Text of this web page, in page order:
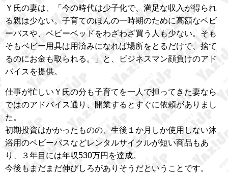
Ｙ氏の妻は、「今の時代は少子化で、満足な収入が得られ
る親は少ない。子育てのほんの一時期のために高額なベビ
ーバスや、ベビーベッドをわざわざ買う人も少ない。そも
そもベビー用具は用済みになれば場所をとるだけで、捨て
るのにお金も取られる。」と、ビジネスマン顔負けのアド
バイスを提供。
仕事が忙しいＹ氏の分も子育てを一人で担ってきた妻なら
ではのアドバイス通り、開業するとすぐに依頼がありまし
た。
初期投資はかかったものの、生後１か月しか使用しない沐
浴用のベビーバスなどレンタルサイクルが短い商品もあ
り、３年目には年収530万円を達成。
今後もまだまだ伸びしろがありそうだということです。